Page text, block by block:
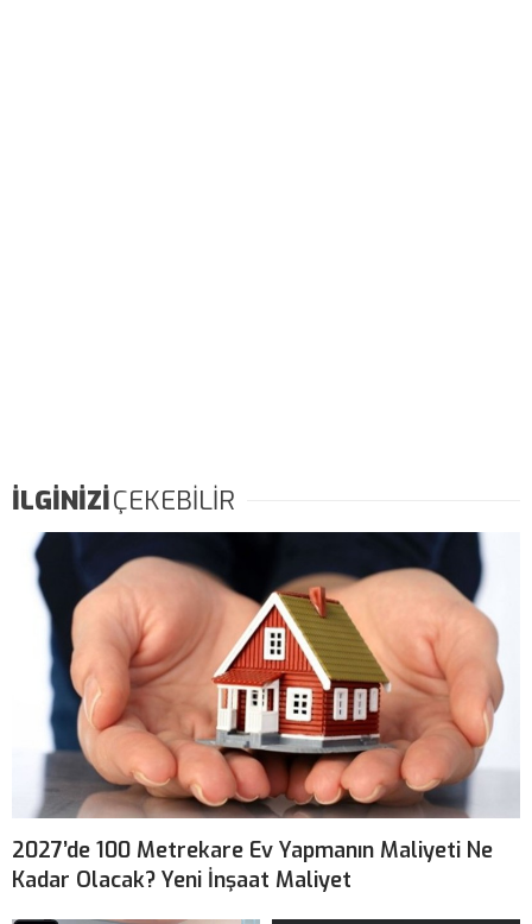
İLGİNİZİÇEKEBİLİR
2027’de 100 Metrekare Ev Yapmanın Maliyeti Ne
Kadar Olacak? Yeni İnşaat Maliyet